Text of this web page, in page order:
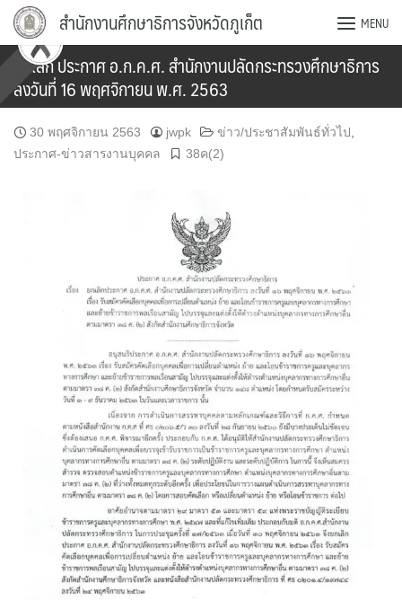
Skip
content
สำนักงานศึกษาธิการจังหวัดภูเก็ต MENU
ยกเลิก ประกาศ อ.ก.ค.ศ. สำนักงานปลัดกระทรวงศึกษาธิการ
ลงวันที่ 16 พฤศจิกายน พ.ศ. 2563
30 พฤศจิกายน 2563 jwpk ข่าว/ประชาสัมพันธ์ทั่วไป
ประกาศ-ข่าวสารงานบุคคล
38ค(2)